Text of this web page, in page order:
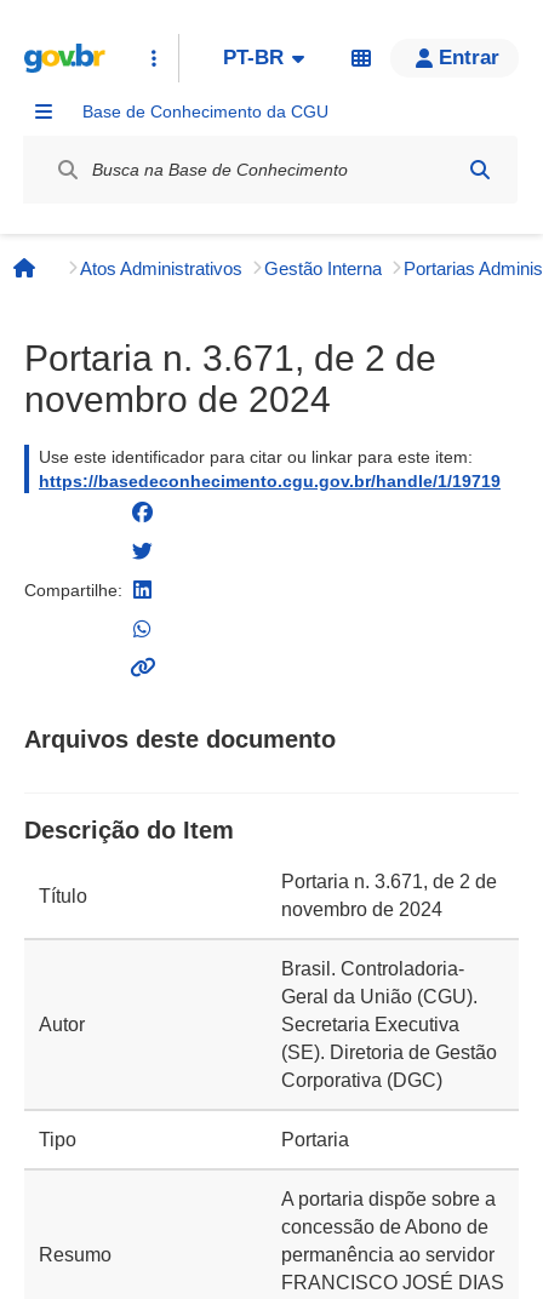
PT-BR Entrar
Base de Conhecimento da CGU
Página inicial
Atos Administrativos Gestão Interna
Portaria n. 3.671, de 2 de
novembro de 2024
Use este identificador para citar ou linkar para este item:
https://basedeconhecimento.cgu.gov.br/handle/1/19719
Compartilhe:
Arquivos deste documento
Descrição do Item
Título
Portaria n. 3.671, de 2 de
novembro de 2024
Autor
Brasil. Controladoria-
Geral da União (CGU).
Secretaria Executiva
(SE). Diretoria de Gestão
Corporativa (DGC)
Tipo Portaria
Resumo
A portaria dispõe sobre a
concessão de Abono de
permanência ao servidor
FRANCISCO JOSÉ DIAS